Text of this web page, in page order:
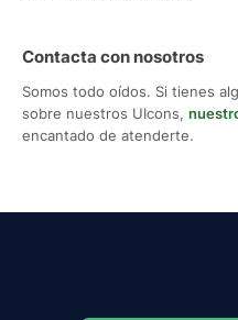
Contacta con nosotros
Somos todo oídos. Si tienes
sobre nuestros UIcons,
encantado de atenderte.